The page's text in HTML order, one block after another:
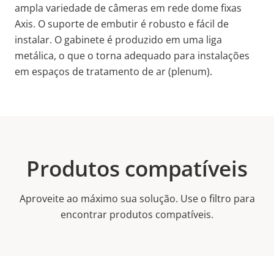
ampla variedade de câmeras em rede dome fixas
Axis. O suporte de embutir é robusto e fácil de
instalar. O gabinete é produzido em uma liga
metálica, o que o torna adequado para instalações
em espaços de tratamento de ar (plenum).
Produtos compatíveis
Aproveite ao máximo sua solução. Use o filtro para
encontrar produtos compatíveis.